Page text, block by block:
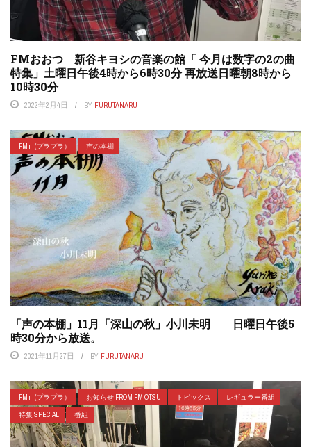
FMおおつ 新谷キヨシの音楽の館「 今月は数字の2の曲
特集」土曜日午後4時から6時30分 再放送日曜朝8時から
10時30分
2022年2月4日 BY FURUTANARU
FM++(プラプラ） 声の本棚
「声の本棚」11月「深山の秋」小川未明 日曜日午後5
時30分から放送。
2021年11月27日 BY FURUTANARU
FM++(プラプラ） お知らせ FROM FM OTSU トピックス
レギュラー番組
特集 SPECIAL
番組